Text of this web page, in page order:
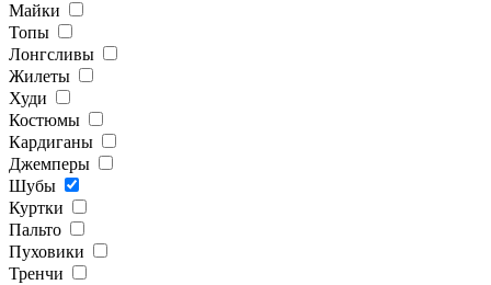
Майки
Топы
Лонгсливы
Жилеты
Худи
Костюмы
Кардиганы
Джемперы
Шубы
Куртки
Пальто
Пуховики
Тренчи